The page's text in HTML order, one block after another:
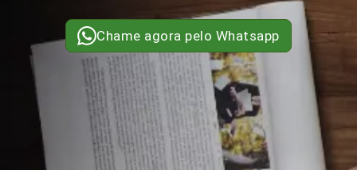
Chame agora pelo Whatsapp